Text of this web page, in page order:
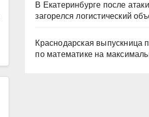
В Екатеринбурге после
загорелся логистический
Краснодарская выпускница
по математике на